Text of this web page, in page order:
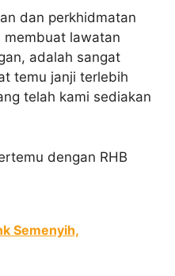
dan perkhidmatan
membuat lawatan
adalah sangat
temu janji terlebih
telah kami sediakan
dengan RHB
Semenyih,